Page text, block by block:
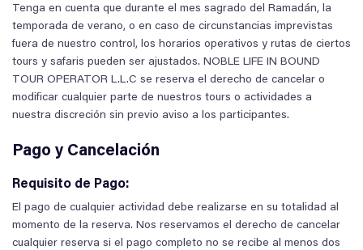
Tenga en cuenta que durante el mes sagrado del Ramadán, la
temporada de verano, o en caso de circunstancias imprevistas
fuera de nuestro control, los horarios operativos y rutas de ciertos
tours y safaris pueden ser ajustados. NOBLE LIFE IN BOUND
TOUR OPERATOR L.L.C se reserva el derecho de cancelar o
modificar cualquier parte de nuestros tours o actividades a
nuestra discreción sin previo aviso a los participantes.
Pago y Cancelación
Requisito de Pago:
El pago de cualquier actividad debe realizarse en su totalidad al
momento de la reserva. Nos reservamos el derecho de cancelar
cualquier reserva si el pago completo no se recibe al menos dos